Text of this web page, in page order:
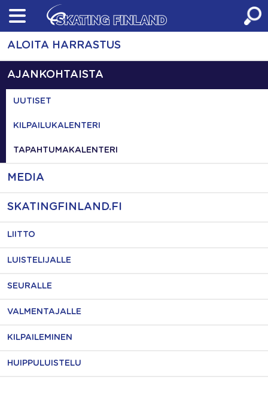
Skip
content
ALOITA HARRASTUS
AJANKOHTAISTA
UUTISET
KILPAILUKALENTERI
TAPAHTUMAKALENTERI
MEDIA
SKATINGFINLAND.FI
LIITTO
LUISTELIJALLE
SEURALLE
VALMENTAJALLE
KILPAILEMINEN
HUIPPULUISTELU